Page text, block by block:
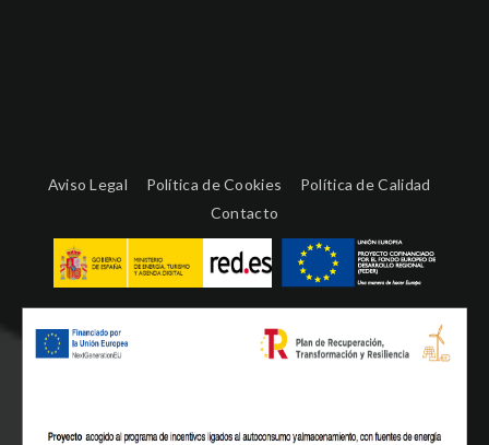
Aviso Legal Política de Cookies
Política de Calidad
Contacto